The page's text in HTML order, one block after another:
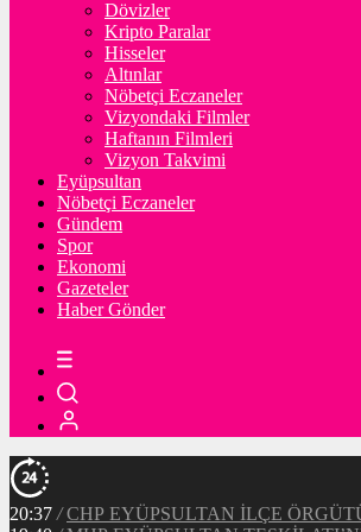
Dövizler
Kripto Paralar
Hisseler
Altınlar
Nöbetçi Eczaneler
Vizyondaki Filmler
Haftanın Filmleri
Vizyon Takvimi
Eyüpsultan
Nöbetçi Eczaneler
Gündem
Spor
Ekonomi
Gazeteler
Haber Gönder
20:37 / CHP EYÜPSULTAN İLÇE